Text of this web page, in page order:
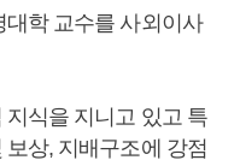
학 교수를 사외이사
식을 지니고 있고 특
상, 지배구조에 강점